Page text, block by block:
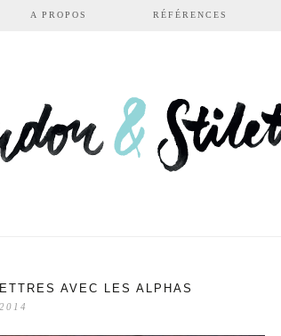
A PROPOS RÉFÉRENCES
AVEC LES ALPHAS